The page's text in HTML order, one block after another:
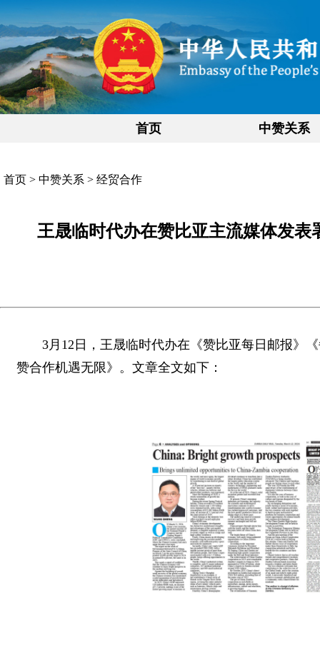
首页 中赞关系
首页 > 中赞关系 > 经贸合作
王晟临时代办在赞比亚主流媒体发
3月12日，王晟临时代办在《赞比亚每日邮报》
赞合作机遇无限》。文章全文如下：